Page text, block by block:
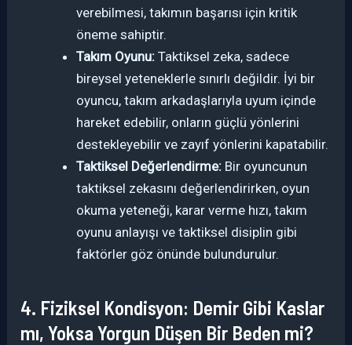
verebilmesi, takımın başarısı için kritik
öneme sahiptir.
Takım Oyunu: Taktiksel zeka, sadece
bireysel yeteneklerle sınırlı değildir. İyi bir
oyuncu, takım arkadaşlarıyla uyum içinde
hareket edebilir, onların güçlü yönlerini
destekleyebilir ve zayıf yönlerini kapatabilir.
Taktiksel Değerlendirme: Bir oyuncunun
taktiksel zekasını değerlendirirken, oyun
okuma yeteneği, karar verme hızı, takım
oyunu anlayışı ve taktiksel disiplin gibi
faktörler göz önünde bulundurulur.
4. Fiziksel Kondisyon: Demir Gibi Kaslar
mı, Yoksa Yorgun Düşen Bir Beden mi?